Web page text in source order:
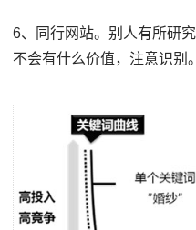
6、同行网站。别人有所研
不会有什么价值，注意识别。